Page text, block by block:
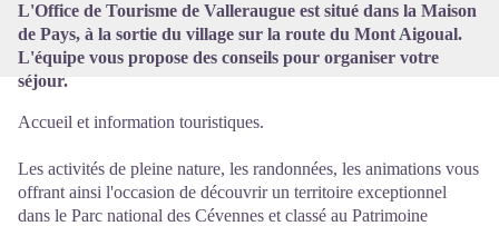
L'Office de Tourisme de Valleraugue est situé dans la Maison
de Pays, à la sortie du village sur la route du Mont Aigoual.
L'équipe vous propose des conseils pour organiser votre
séjour.
Accueil et information touristiques.
Les activités de pleine nature, les randonnées, les animations vous
offrant ainsi l'occasion de découvrir un territoire exceptionnel
dans le Parc national des Cévennes et classé au Patrimoine